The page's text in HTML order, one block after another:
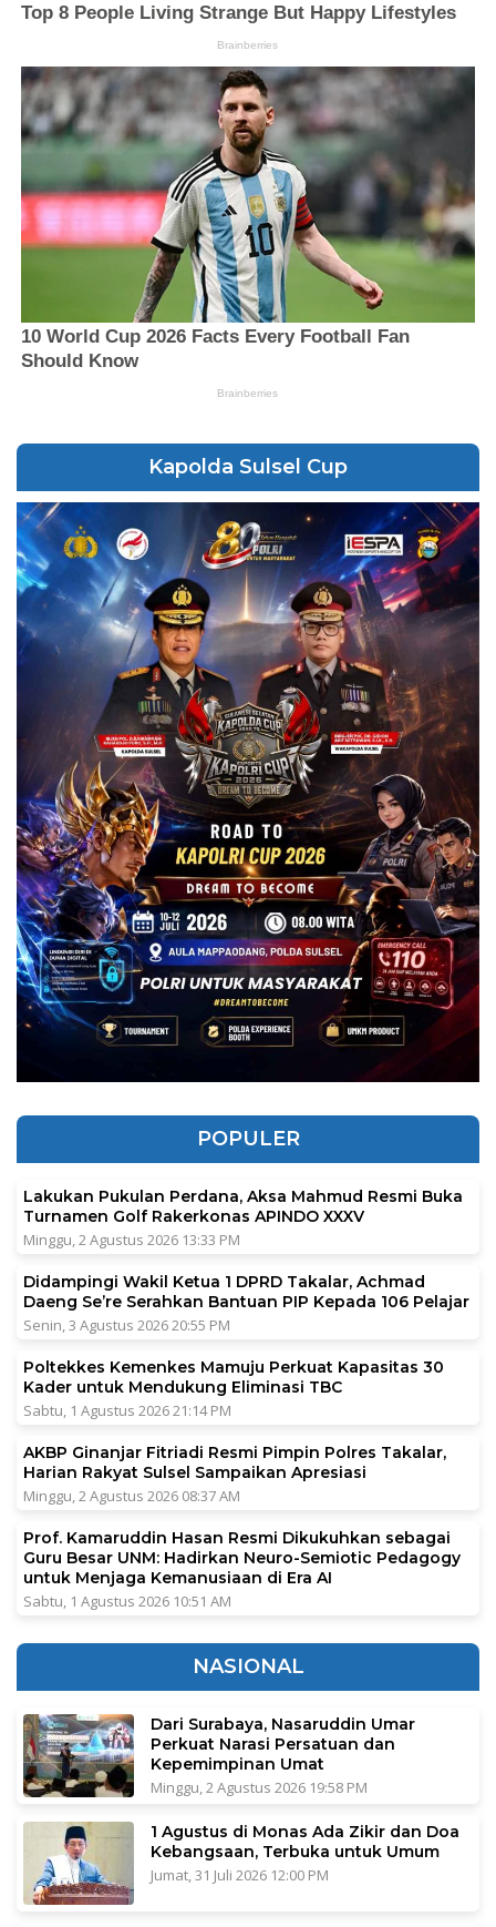
Kapolda Sulsel Cup
POPULER
Lakukan Pukulan Perdana, Aksa Mahmud Resmi Buka
Turnamen Golf Rakerkonas APINDO XXXV
Minggu, 2 Agustus 2026 13:33 PM
Didampingi Wakil Ketua 1 DPRD Takalar, Achmad
Daeng Se’re Serahkan Bantuan PIP Kepada 106 Pelajar
Senin, 3 Agustus 2026 20:55 PM
Poltekkes Kemenkes Mamuju Perkuat Kapasitas 30
Kader untuk Mendukung Eliminasi TBC
Sabtu, 1 Agustus 2026 21:14 PM
AKBP Ginanjar Fitriadi Resmi Pimpin Polres Takalar,
Harian Rakyat Sulsel Sampaikan Apresiasi
Minggu, 2 Agustus 2026 08:37 AM
Prof. Kamaruddin Hasan Resmi Dikukuhkan sebagai
Guru Besar UNM: Hadirkan Neuro-Semiotic Pedagogy
untuk Menjaga Kemanusiaan di Era AI
Sabtu, 1 Agustus 2026 10:51 AM
NASIONAL
Dari Surabaya, Nasaruddin Umar
Perkuat Narasi Persatuan dan
Kepemimpinan Umat
Minggu, 2 Agustus 2026 19:58 PM
1 Agustus di Monas Ada Zikir dan Doa
Kebangsaan, Terbuka untuk Umum
Jumat, 31 Juli 2026 12:00 PM